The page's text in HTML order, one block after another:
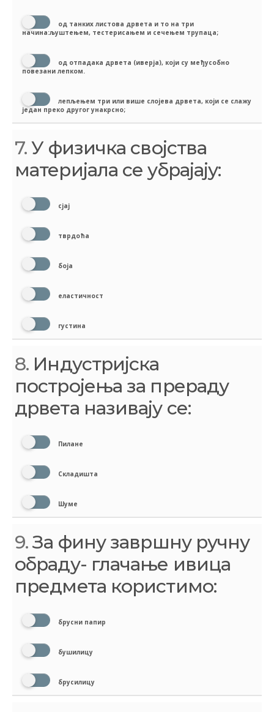
од танких листова дрвета и то на три
начина:љуштењем, тестерисањем и сечењем трупаца;
од отпадака дрвета (иверја), који су међусобно
повезани лепком.
лепљењем три или више слојева дрвета, који се слажу
један преко другог унакрсно;
7.У физичка својства
материјала се убрајају:
сјај
тврдоћа
боја
еластичност
густина
8. Индустријска
постројења за прераду
дрвета називају се:
Пилане
Складишта
Шуме
9.За фину завршну ручну
обраду- глачање ивица
предмета користимо:
брусни папир
бушилицу
брусилицу